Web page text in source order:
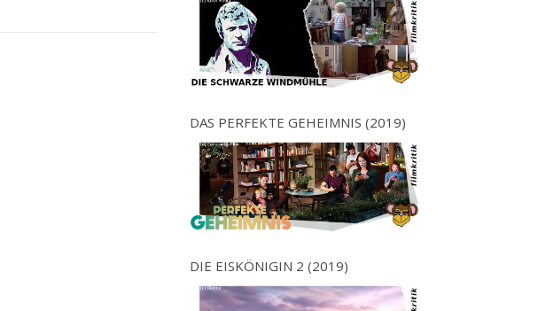
DAS PERFEKTE GEHEIMNIS (2019)
DIE EISKÖNIGIN 2 (2019)